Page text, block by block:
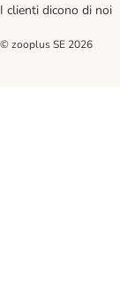
I clienti dicono di noi
© zooplus SE 2026